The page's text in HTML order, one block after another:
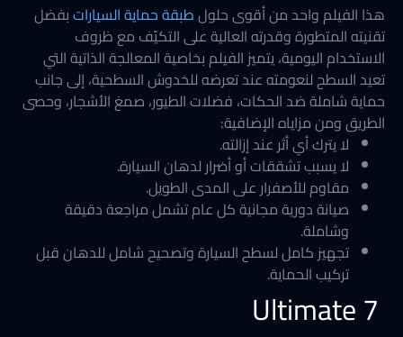
هذا الفيلم واحد من أقوى حلولطبقة حماية السياراتبفضل
تقنيته المتطورة وقدرته العالية على التكيّف مع ظروف
الاستخدام اليومية، يتميز الفيلم بخاصية المعالجة الذاتية التي
تعيد السطح لنعومته عند تعرضه للخدوش السطحية، إلى جانب
حماية شاملة ضد الحكات، فضلات الطيور، صمغ الأشجار، وحصى
الطريق ومن مزاياه الإضافية:
لا يترك أي أثر عند إزالته.
لا يسبب تشققات أو أضرار لدهان السيارة.
مقاوم للأصفرار على المدى الطويل.
صيانة دورية مجانية كل عام تشمل مراجعة دقيقة
وشاملة.
تجهيز كامل لسطح السيارة وتصحيح شامل للدهان قبل
تركيب الحماية.